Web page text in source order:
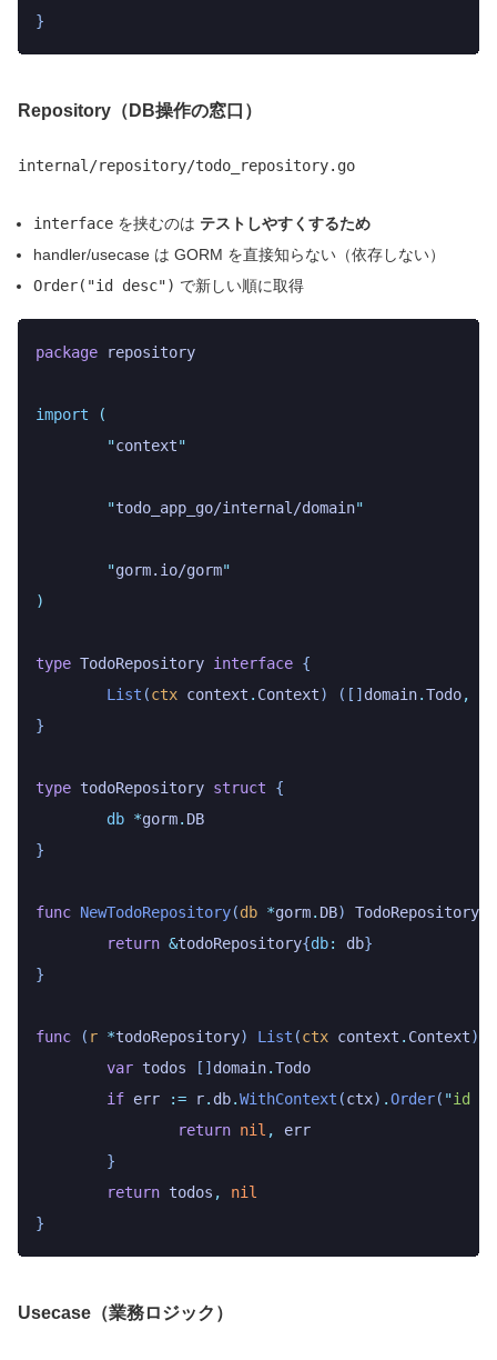
}
Repository（DB操作の窓口）
internal/repository/todo_repository.go
interface を挟むのは テストしやすくするため
handler/usecase は GORM を直接知らない（依存しない）
Order("id desc") で新しい順に取得
package repository
import (
	"
context"
	"
todo_app_go/internal/domain"
	"
gorm.io/gorm"
)
type TodoRepository interface {
	List
(ctx context . Context) ([] domain.Todo,
}
type todoRepository struct {
	db
*gorm. DB
}
func NewTodoRepository(db *gorm. DB) TodoRepository
	return
&todoRepository{db: db}
}
func ( r *todoRepository) List (ctx context . Context)
	var
todos [] domain.Todo
	if
err := r. db.WithContext (ctx) .Order( "id
		return
nil ,
err
	}
	return
todos ,
nil
}
Usecase（業務ロジック）